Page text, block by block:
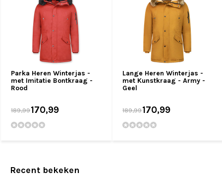
Parka Heren Winterjas -
met Imitatie Bontkraag -
Rood
189,99170,99
Lange Heren Winterjas -
met Kunstkraag - Army -
Geel
189,99170,99
Recent bekeken